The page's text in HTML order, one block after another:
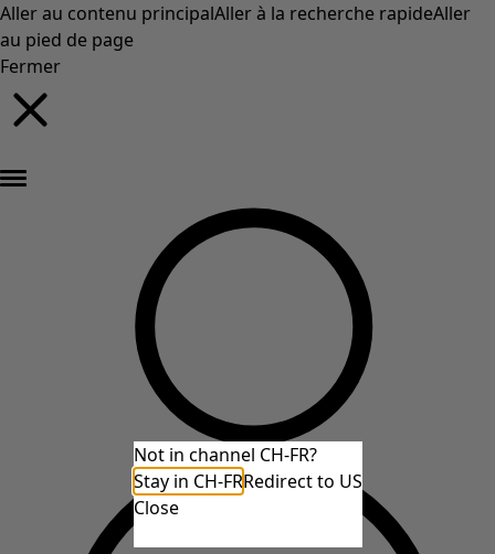
Aller au contenu principalAller à la recherche rapideAller
au pied de page
Fermer
Not in channel CH-FR?
Stay in CH-FRRedirect to US
Close